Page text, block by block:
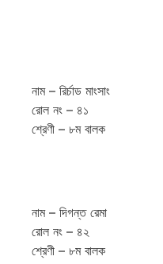
নাম – রির্চাড মাংসাং
রোল নং – ৪১
শ্রেণী – ৮ম বালক
নাম – দিগন্ত রেমা
রোল নং – ৪২
শ্রেণী – ৮ম বালক